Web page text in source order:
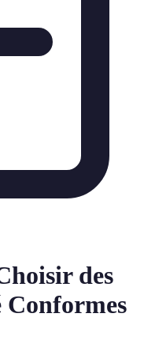
des
Conformes